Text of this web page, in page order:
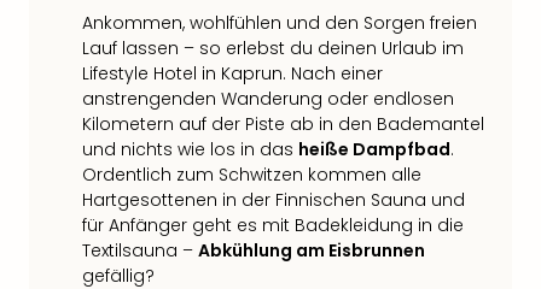
Ankommen, wohlfühlen und den Sorgen freien
Lauf lassen – so erlebst du deinen Urlaub im
Lifestyle Hotel in Kaprun. Nach einer
anstrengenden Wanderung oder endlosen
Kilometern auf der Piste ab in den Bademantel
und nichts wie los in das heiße Dampfbad.
Ordentlich zum Schwitzen kommen alle
Hartgesottenen in der Finnischen Sauna und
für Anfänger geht es mit Badekleidung in die
Textilsauna – Abkühlung am Eisbrunnen
gefällig?